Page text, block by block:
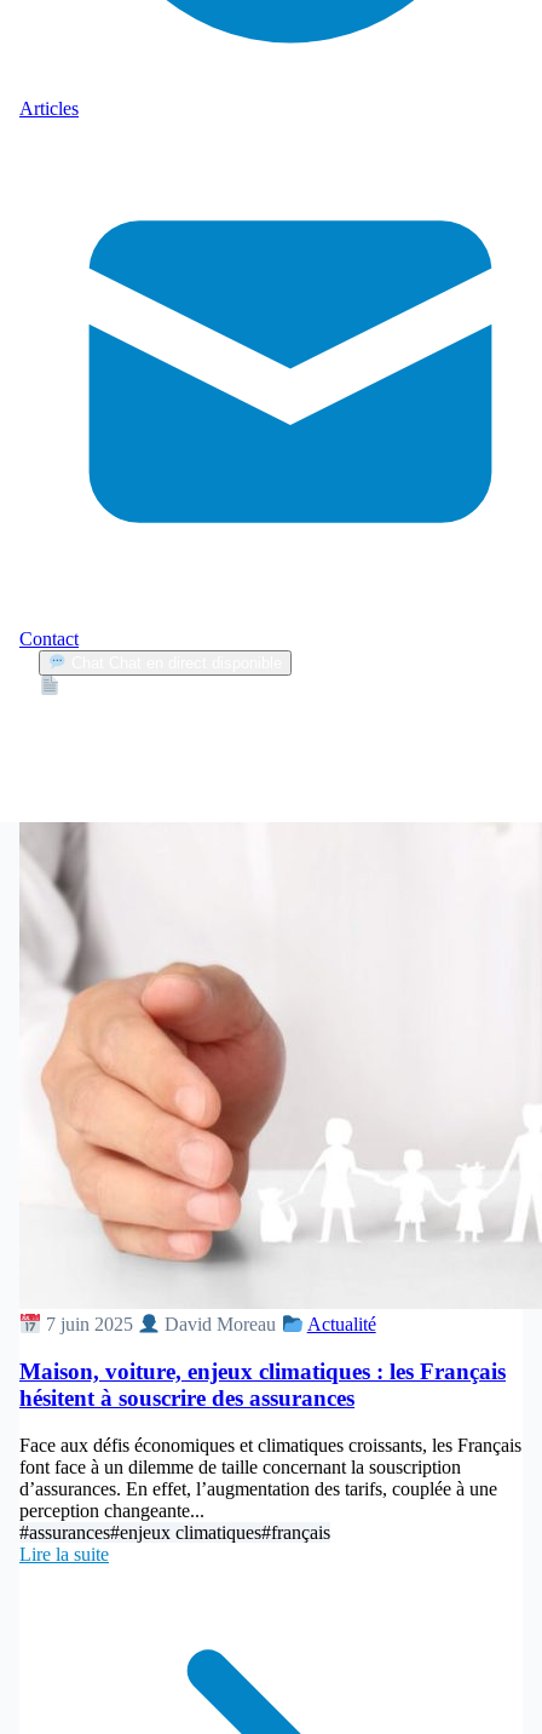
Articles
Contact
7 juin 2025 David Moreau Actualité
Maison, voiture, enjeux climatiques : les Français
hésitent à souscrire des assurances
Face aux défis économiques et climatiques croissants, les Français
font face à un dilemme de taille concernant la souscription
d’assurances. En effet, l’augmentation des tarifs, couplée à une
perception changeante...
#assurances#enjeux climatiques#français
Lire la suite